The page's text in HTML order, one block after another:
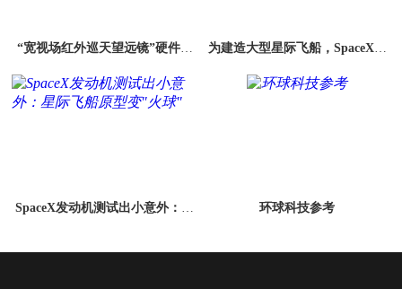
“宽视场红外巡天望远镜”硬件开
为建造大型星际飞船，SpaceX想
SpaceX发动机测试出小意外：星
环球科技参考